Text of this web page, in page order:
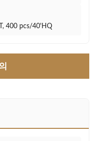
400 pcs/40'HQ